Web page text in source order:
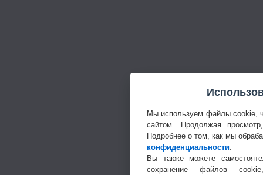
Мы используем файлы cookie,
сайтом. Продолжая
Подробнее о том, как мы
конфиденциальности.
Вы также можете
сохранение файлов